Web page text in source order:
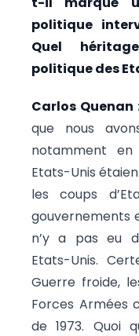
politique
Quel
politique des
Carlos Quenan
que nous
notamment
Etats-Unis
les coups
gouvernements
n’y a pas eu
Etats-Unis.
Guerre froide,
Forces Armées
de 1973. Quoi